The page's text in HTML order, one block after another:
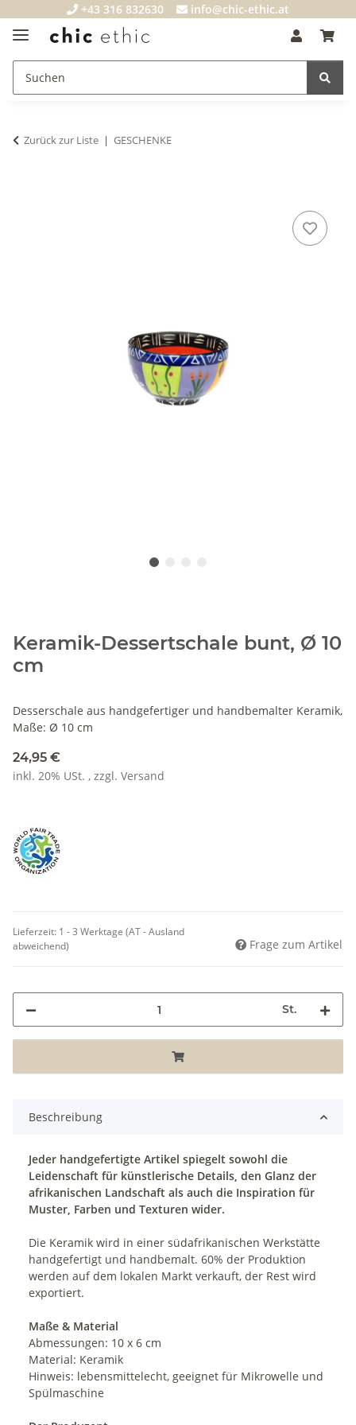
+43 316 832630 info@chic-ethic.at
Zurück zur Liste GESCHENKE
Keramik-Dessertschale bunt, Ø 10
cm
Desserschale aus handgefertiger und handbemalter Keramik,
Maße: Ø 10 cm
24,95 €
inkl. 20% USt. , zzgl. Versand
Lieferzeit: 1 - 3 Werktage (AT - Ausland
abweichend)
Frage zum Artikel
St.
Beschreibung
Jeder handgefertigte Artikel spiegelt sowohl die
Leidenschaft für künstlerische Details, den Glanz der
afrikanischen Landschaft als auch die Inspiration für
Muster, Farben und Texturen wider.
Die Keramik wird in einer südafrikanischen Werkstätte
handgefertigt und handbemalt. 60% der Produktion
werden auf dem lokalen Markt verkauft, der Rest wird
exportiert.
Maße & Material
Abmessungen: 10 x 6 cm
Material: Keramik
Hinweis: lebensmittelecht, geeignet für Mikrowelle und
Spülmaschine